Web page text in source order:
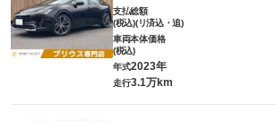
支払総額
(税込)(リ済込・追)
車両本体価格
(税込)
年式2023年
走行3.1万km